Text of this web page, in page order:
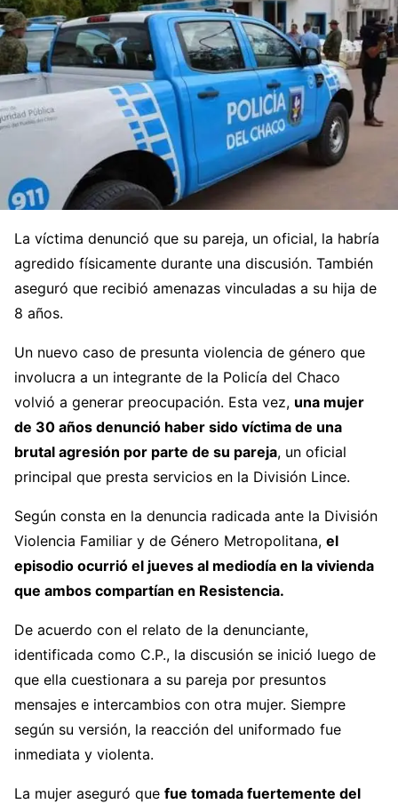
La víctima denunció que su pareja, un oficial, la habría
agredido físicamente durante una discusión. También
aseguró que recibió amenazas vinculadas a su hija de
8 años.
Un nuevo caso de presunta violencia de género que
involucra a un integrante de la Policía del Chaco
volvió a generar preocupación. Esta vez, una mujer
de 30 años denunció haber sido víctima de una
brutal agresión por parte de su pareja, un oficial
principal que presta servicios en la División Lince.
Según consta en la denuncia radicada ante la División
Violencia Familiar y de Género Metropolitana, el
episodio ocurrió el jueves al mediodía en la vivienda
que ambos compartían en Resistencia.
De acuerdo con el relato de la denunciante,
identificada como C.P., la discusión se inició luego de
que ella cuestionara a su pareja por presuntos
mensajes e intercambios con otra mujer. Siempre
según su versión, la reacción del uniformado fue
inmediata y violenta.
La mujer aseguró que fue tomada fuertemente del